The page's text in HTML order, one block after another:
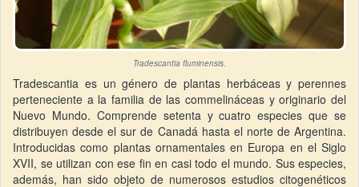
Tradescantia fluminensis.
Tradescantia es un género de plantas herbáceas y perennes
perteneciente a la familia de las commelináceas y originario del
Nuevo Mundo. Comprende setenta y cuatro especies que se
distribuyen desde el sur de Canadá hasta el norte de Argentina.
Introducidas como plantas ornamentales en Europa en el Siglo
XVII, se utilizan con ese fin en casi todo el mundo. Sus especies,
además, han sido objeto de numerosos estudios citogenéticos